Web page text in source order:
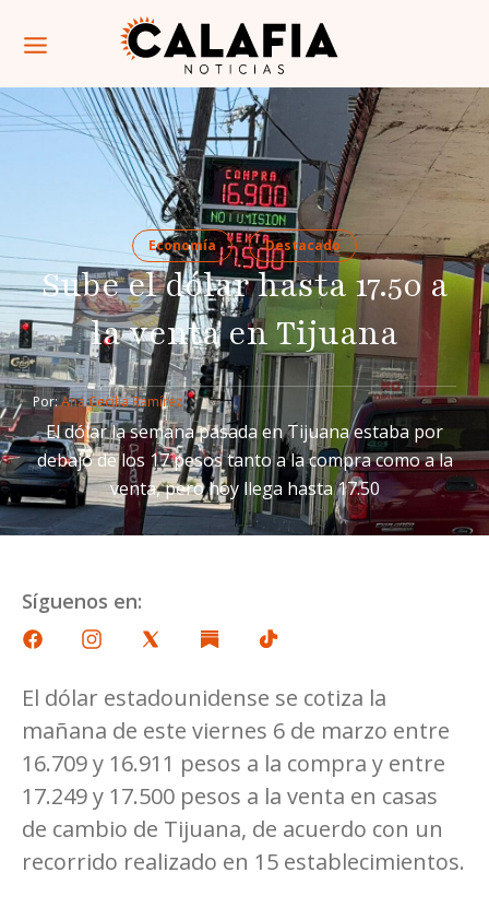
Economía Destacado
Sube el dólar hasta 17.50 a
la venta en Tijuana
Por: Ana Cecilia Ramírez
El dólar la semana pasada en Tijuana estaba por
debajo de los 17 pesos tanto a la compra como a la
venta, pero hoy llega hasta 17.50
Síguenos en:
El dólar estadounidense se cotiza la
mañana de este viernes 6 de marzo entre
16.709 y 16.911 pesos a la compra y entre
17.249 y 17.500 pesos a la venta en casas
de cambio de Tijuana, de acuerdo con un
recorrido realizado en 15 establecimientos.